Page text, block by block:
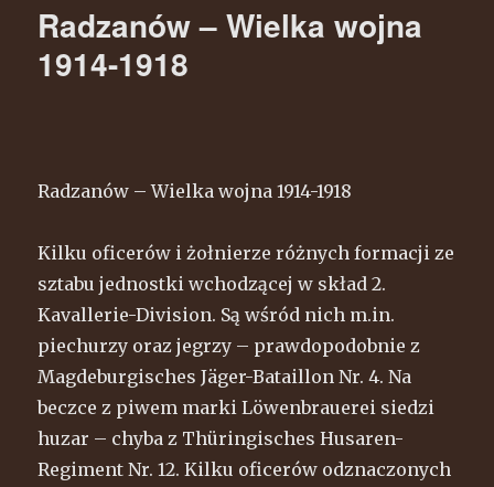
Radzanów – Wielka wojna
1914-1918
Radzanów – Wielka wojna 1914-1918
Kilku oficerów i żołnierze różnych formacji ze
sztabu jednostki wchodzącej w skład 2.
Kavallerie-Division. Są wśród nich m.in.
piechurzy oraz jegrzy – prawdopodobnie z
Magdeburgisches Jäger-Bataillon Nr. 4. Na
beczce z piwem marki Löwenbrauerei siedzi
huzar – chyba z Thüringisches Husaren-
Regiment Nr. 12. Kilku oficerów odznaczonych